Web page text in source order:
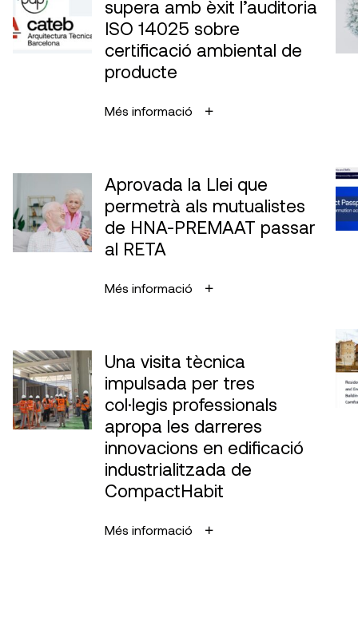
supera amb èxit l’auditoria
ISO 14025 sobre
certificació ambiental de
producte
Més informació
Aprovada la Llei que
permetrà als mutualistes
de HNA-PREMAAT passar
al RETA
Més informació
Una visita tècnica
impulsada per tres
col·legis professionals
apropa les darreres
innovacions en edificació
industrialitzada de
CompactHabit
Més informació